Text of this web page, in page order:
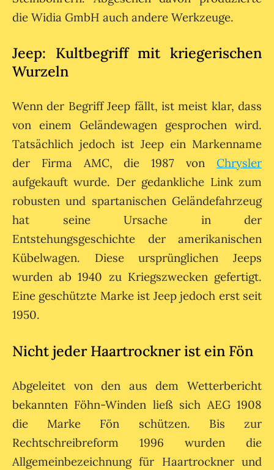
die Widia GmbH auch andere Werkzeuge.
Jeep: Kultbegriff mit kriegerischen
Wurzeln
Wenn der Begriff Jeep fällt, ist meist klar, dass
von einem Geländewagen gesprochen wird.
Tatsächlich jedoch ist Jeep ein Markenname
der Firma AMC, die 1987 von Chrysler
aufgekauft wurde. Der gedankliche Link zum
robusten und spartanischen Geländefahrzeug
hat seine Ursache in der
Entstehungsgeschichte der amerikanischen
Kübelwagen. Diese ursprünglichen Jeeps
wurden ab 1940 zu Kriegszwecken gefertigt.
Eine geschützte Marke ist Jeep jedoch erst seit
1950.
Nicht jeder Haartrockner ist ein Fön
Abgeleitet von den aus dem Wetterbericht
bekannten Föhn-Winden ließ sich AEG 1908
die Marke Fön schützen. Bis zur
Rechtschreibreform 1996 wurden die
Allgemeinbezeichnung für Haartrockner und